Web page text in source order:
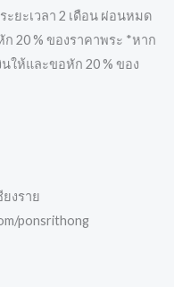
ยะเวลา 2 เดือน ผ่อนหมด
20 % ของราคาพระ *หาก
นให้และขอหัก 20 % ของ
ยงราย
ponsrithong